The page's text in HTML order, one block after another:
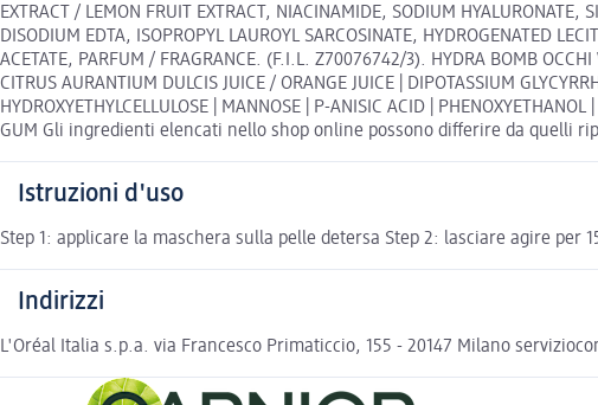
EXTRACT / LEMON FRUIT EXTRACT, NIACINAMIDE, SODIUM HYALURONATE,
DISODIUM EDTA, ISOPROPYL LAUROYL SARCOSINATE, HYDROGENATED
ACETATE, PARFUM / FRAGRANCE. (F.I.L. Z70076742/3). HYDRA BOMB OCCHI
CITRUS AURANTIUM DULCIS JUICE / ORANGE JUICE | DIPOTASSIUM
HYDROXYETHYLCELLULOSE | MANNOSE | P-ANISIC ACID |
GUM Gli ingredienti elencati nello shop online possono differire da quelli
Istruzioni d'uso
Step 1: applicare la maschera sulla pelle detersa Step 2: lasciare agire
Indirizzi
L'Oréal Italia s.p.a. via Francesco Primaticcio, 155 - 20147 Milano